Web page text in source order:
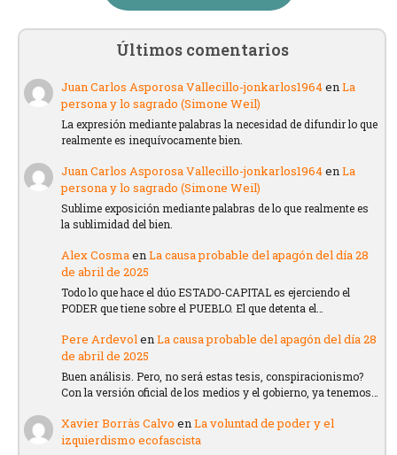
Últimos comentarios
Juan Carlos Asporosa Vallecillo-jonkarlos1964enLa
persona y lo sagrado (Simone Weil)
La expresión mediante palabras la necesidad de difundir lo que
realmente es inequívocamente bien.
Juan Carlos Asporosa Vallecillo-jonkarlos1964enLa
persona y lo sagrado (Simone Weil)
Sublime exposición mediante palabras de lo que realmente es
la sublimidad del bien.
Alex CosmaenLa causa probable del apagón del día 28
de abril de 2025
Todo lo que hace el dúo ESTADO-CAPITAL es ejerciendo el
PODER que tiene sobre el PUEBLO. El que detenta el…
Pere ArdevolenLa causa probable del apagón del día 28
de abril de 2025
Buen análisis. Pero, no será estas tesis, conspiracionismo?
Con la versión oficial de los medios y el gobierno, ya tenemos…
Xavier Borràs Calvo enLa voluntad de poder y el
izquierdismo ecofascista